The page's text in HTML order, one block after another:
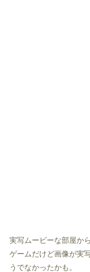
実写ムービーな部屋か
ゲームだけど画像が実
うでなかったかも。